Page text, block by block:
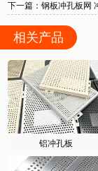
下一篇：钢板冲孔板网
相关产品
铝冲孔板